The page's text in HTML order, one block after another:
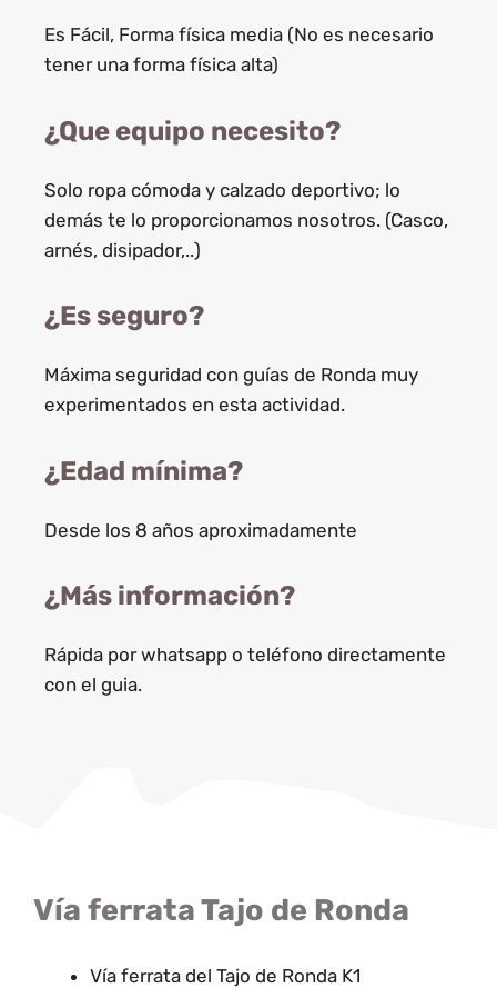
Es Fácil, Forma física media (No es necesario
tener una forma física alta)
¿Que equipo necesito?
Solo ropa cómoda y calzado deportivo; lo
demás te lo proporcionamos nosotros. (Casco,
arnés, disipador,..)
¿Es seguro?
Máxima seguridad con guías de Ronda muy
experimentados en esta actividad.
¿Edad mínima?
Desde los 8 años aproximadamente
¿Más información?
Rápida por whatsapp o teléfono directamente
con el guia.
Vía ferrata Tajo de Ronda
Vía ferrata del Tajo de Ronda K1